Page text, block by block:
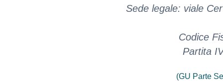
Sede legale: viale
Codice
Partita
(GU Parte